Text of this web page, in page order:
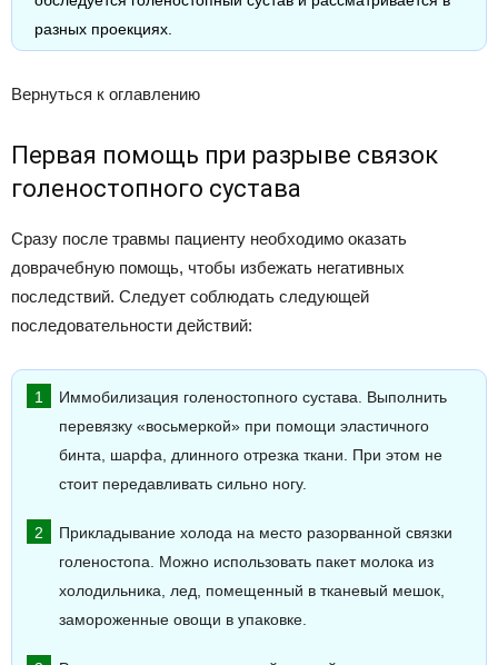
разных проекциях.
Вернуться к оглавлению
Первая помощь при разрыве связок
голеностопного сустава
Сразу после травмы пациенту необходимо оказать
доврачебную помощь, чтобы избежать негативных
последствий. Следует соблюдать следующей
последовательности действий:
Иммобилизация голеностопного сустава. Выполнить
перевязку «восьмеркой» при помощи эластичного
бинта, шарфа, длинного отрезка ткани. При этом не
стоит передавливать сильно ногу.
Прикладывание холода на место разорванной связки
голеностопа. Можно использовать пакет молока из
холодильника, лед, помещенный в тканевый мешок,
замороженные овощи в упаковке.